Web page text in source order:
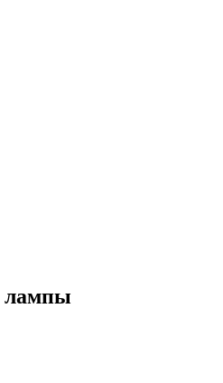
лампы